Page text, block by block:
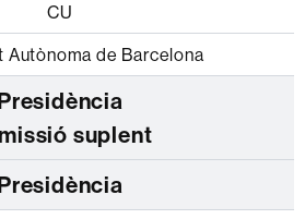
CU
Autònoma de Barcelona
suplent